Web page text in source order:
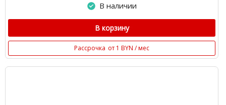
В наличии
В корзину
Рассрочка от 1 BYN / мес